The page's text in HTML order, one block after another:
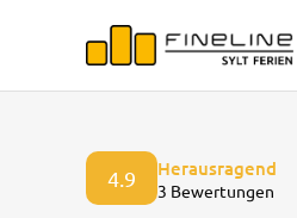
4.9 Herausragend
3 Bewertungen